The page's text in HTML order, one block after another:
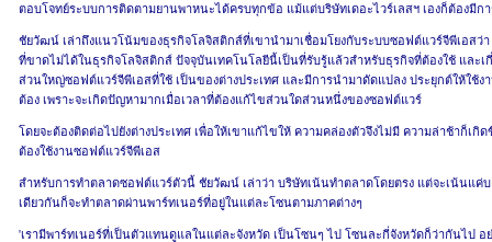
ตอบโจทย์ระบบการติดตามยานพาหนะได้ครบทุกข้อ แม้แต่บริษัทเดอะไวร์เลสฯ เองก็ต้องมีก
ชัยวัฒน์ เล่าถึงแนวโน้มของธุรกิจโลจิสติกส์ที่เขานำมาเชื่อมโยงกับระบบซอฟต์แวร์จีพีเอสว่
ที่ขาดไม่ได้ในธุรกิจโลจิสติกส์ ปัจจุบันเทคโนโลยีนี้เป็นที่รับรู้แล้วสำหรับธุรกิจที่ต้องใช้ และ
ส่วนใหญ่ซอฟต์แวร์จีพีเอสที่ใช้ เป็นของต่างประเทศ และมีการนำมาดัดแปลง ประยุกต์ให้ใช้ง
ต้อง เพราะจะเกิดปัญหามากเมื่อเวลาที่ต้องแก้ไขส่วนใดส่วนหนึ่งของซอฟต์แวร์
โดยจะต้องติดต่อไปยังต่างประเทศ เพื่อให้เขาแก้ไขให้ ความคล่องตัวจึงไม่มี ความล่าช้าก็เกิ
ต้องใช้งานซอฟต์แวร์จีพีเอส
สำหรับการทำตลาดซอฟต์แวร์ตัวนี้ ชัยวัฒน์ เล่าว่า บริษัทเน้นทำตลาดโดยตรง แต่จะเน้นแค่
เดียวกันก็จะทำตลาดผ่านพาร์ทเนอร์ที่อยู่ในแต่ละโซนตามภาคต่างๆ
'เรามีพาร์ทเนอร์ที่เป็นตัวแทนดูแลในแต่ละจังหวัด เป็นโซนๆ ไป โซนละกี่จังหวัดก็ว่ากันไป